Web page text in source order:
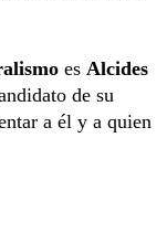
es Alcides
de su
a él y a quien